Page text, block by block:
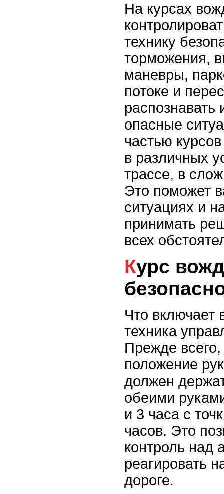
На курсах
технику
торможения,
маневры,
потоке и
распознавать
опасные
частью
в различных
трассе, в
Это поможет
ситуациях и
принимать
всех
Курс вождения: навыки
Что включает
техника
Прежде
положение
должен
обеими
и 3 часа с
часов. Это
контроль над
реагировать
дороге.